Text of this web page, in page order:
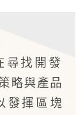
尋找開發
略與產品
發揮區塊